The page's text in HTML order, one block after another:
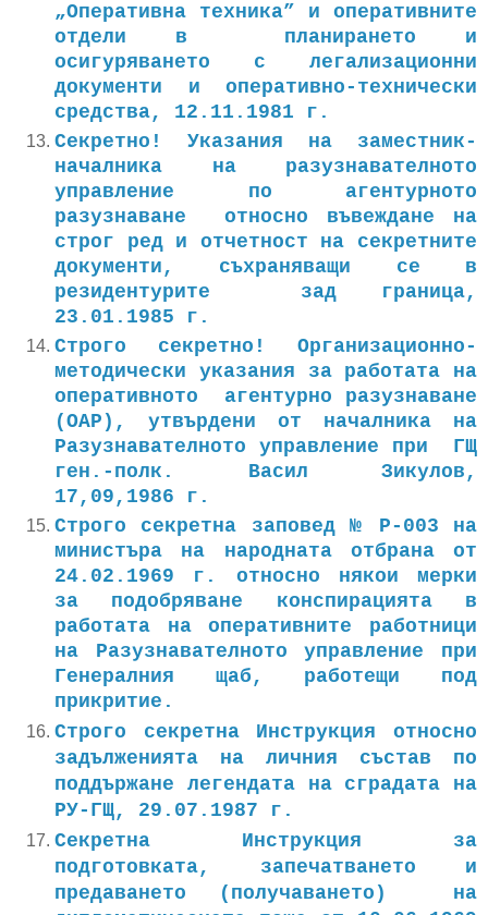
„Оперативна техника” и оперативните
отдели в планирането и
осигуряването с легализационни
документи и оперативно-технически
средства, 12.11.1981 г.
Секретно! Указания на заместник-
началника на разузнавателното
управление по агентурното
разузнаване относно въвеждане на
строг ред и отчетност на секретните
документи, съхраняващи се в
резидентурите зад граница,
23.01.1985 г.
Строго секретно! Организационно-
методически указания за работата на
оперативното агентурно разузнаване
(ОАР), утвърдени от началника на
Разузнавателното управление при ГЩ
ген.-полк. Васил Зикулов,
17,09,1986 г.
Строго секретна заповед № Р-003 на
министъра на народната отбрана от
24.02.1969 г. относно някои мерки
за подобряване конспирацията в
работата на оперативните работници
на Разузнавателното управление при
Генералния щаб, работещи под
прикритие.
Строго секретна Инструкция относно
задълженията на личния състав по
поддържане легендата на сградата на
РУ-ГЩ, 29.07.1987 г.
Секретна Инструкция за
подготовката, запечатването и
предаването (получаването) на